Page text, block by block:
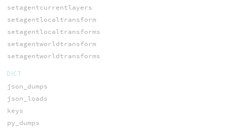
setagentcurrentlayers
setagentlocaltransform
setagentlocaltransforms
setagentworldtransform
setagentworldtransforms
DICT
json_dumps
json_loads
keys
py_dumps